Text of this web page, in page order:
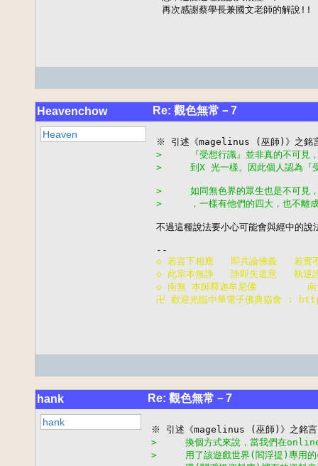
  再次感謝蔡學長兼國文老師的解說!!
Heavenchow Re: 觀色無常－7
Heaven
>     『受想行識』並非真的不可見，
>     到X 光一樣。因此個人認為『受
>     如同無色界的眾生也是不可見，
>     ，一樣有他們的四大，也不離成
不過這種說法要小心可能會與經中的說
◇ 若言下相應   即共論佛義   若實
◇ 此宗本無諍   諍即失道意   執逆
◇ 南無 本師釋迦牟尼佛         南
卍 歡迎光臨中華電子佛典協會 :
hank Re: 觀色無常－7
hank
>     換個方式來說，當我們在online
>     用了該遊戲世界(閻浮提)專用